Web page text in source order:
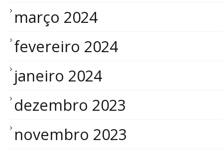
março 2024
fevereiro 2024
janeiro 2024
dezembro 2023
novembro 2023